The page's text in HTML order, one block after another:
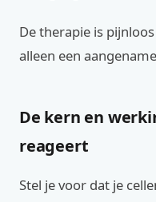
De therapie is
alleen een
De kern en
reageert
Stel je voor dat je